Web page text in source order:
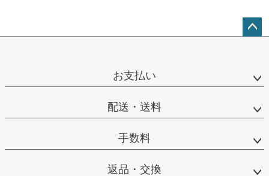
お支払い
配送・送料
手数料
返品・交換